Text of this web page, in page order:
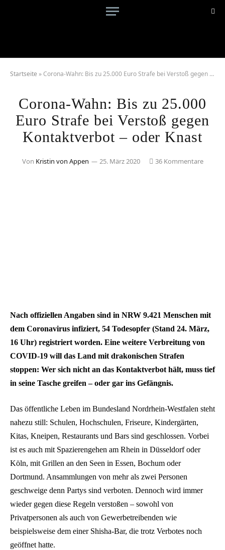
Startseite »Corona-Wahn: Bis zu 25.000 Euro Strafe bei Verstoß gegen Kontaktverbot – oder Knast
Corona-Wahn: Bis zu 25.000
Euro Strafe bei Verstoß gegen
Kontaktverbot – oder Knast
Von Kristin von Appen 25. März 2020 36 Kommentare
Nach offiziellen Angaben sind in NRW 9.421 Menschen mit
dem Coronavirus infiziert, 54 Todesopfer (Stand 24. März,
16 Uhr) registriert worden. Eine weitere Verbreitung von
COVID-19 will das Land mit drakonischen Strafen
stoppen: Wer sich nicht an das Kontaktverbot hält, muss tief
in seine Tasche greifen – oder gar ins Gefängnis.
Das öffentliche Leben im Bundesland Nordrhein-Westfalen steht
nahezu still: Schulen, Hochschulen, Friseure, Kindergärten,
Kitas, Kneipen, Restaurants und Bars sind geschlossen. Vorbei
ist es auch mit Spazierengehen am Rhein in Düsseldorf oder
Köln, mit Grillen an den Seen in Essen, Bochum oder
Dortmund. Ansammlungen von mehr als zwei Personen
geschweige denn Partys sind verboten. Dennoch wird immer
wieder gegen diese Regeln verstoßen – sowohl von
Privatpersonen als auch von Gewerbetreibenden wie
beispielsweise dem einer Shisha-Bar, die trotz Verbotes noch
geöffnet hatte.